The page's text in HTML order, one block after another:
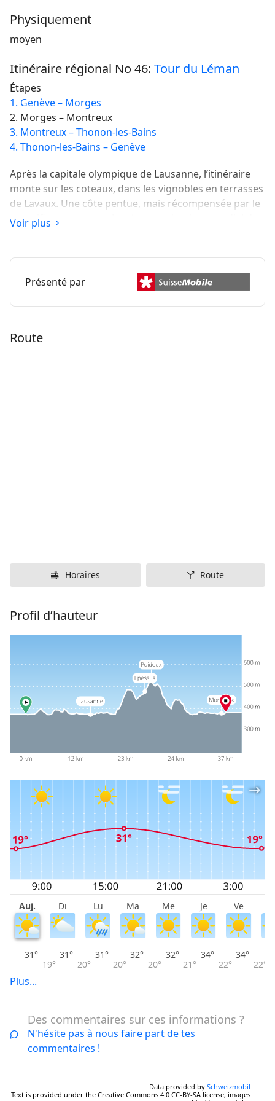
Physiquement
moyen
Itinéraire régional No 46: Tour du Léman
Étapes
1. Genève – Morges
2. Morges – Montreux
3. Montreux – Thonon-les-Bains
4. Thonon-les-Bains – Genève
Après la capitale olympique de Lausanne, l’itinéraire
monte sur les coteaux, dans les vignobles en terrasses
de Lavaux. Une côte pentue, mais récompensée par le
magnifique paysage classé au patrimoine mondial de
l’UNESCO. Puis descente à Vevey et Montreux.
Voir plus
Présenté par
Route
Horaires Route
Profil d’hauteur
Auj. Di Lu Ma Me Je Ve
31°
19°
31°
20°
31°
20°
32°
20°
32°
21°
34°
22°
34°
22°
Plus...
Des commentaires sur ces informations ?
N'hésite pas à nous faire part de tes
commentaires !
Data provided by Schweizmobil
Text is provided under the Creative Commons 4.0 CC-BY-SA license, images